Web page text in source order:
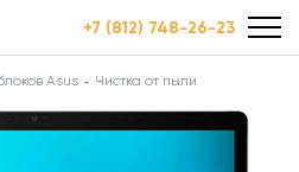
+7 (812) 748-26-23
Asus Чистка от пыли